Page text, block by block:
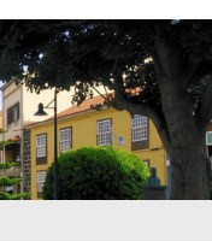
página
de
Facebook
página
de
Twitter
canal
de
Youtube